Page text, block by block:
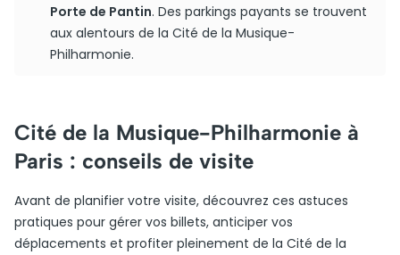
Porte de Pantin. Des parkings payants se trouvent
aux alentours de la Cité de la Musique-
Philharmonie.
Cité de la Musique-Philharmonie à
Paris : conseils de visite
Avant de planifier votre visite, découvrez ces astuces
pratiques pour gérer vos billets, anticiper vos
déplacements et profiter pleinement de la Cité de la